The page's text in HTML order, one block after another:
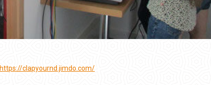
https://clapyournd.jimdo.com/